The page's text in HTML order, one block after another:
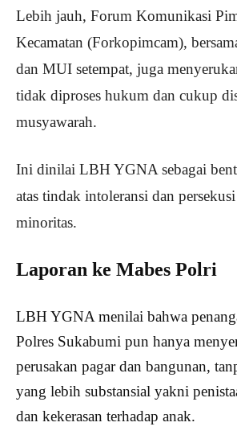
Lebih jauh, Forum Komunikasi
Kecamatan (Forkopimcam),
dan MUI setempat, juga
tidak diproses hukum dan cukup
musyawarah.
Ini dinilai LBH YGNA sebagai
atas tindak intoleransi dan
minoritas.
Laporan ke Mabes Polri
LBH YGNA menilai bahwa
Polres Sukabumi pun hanya
perusakan pagar dan bangunan,
yang lebih substansial yakni
dan kekerasan terhadap anak.